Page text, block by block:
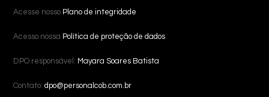
Acesse nosso Plano de integridade
Acesso nossa Política de proteção de dados
DPO responsável: Mayara Soares Batista
Contato:dpo@personalcob.com.br